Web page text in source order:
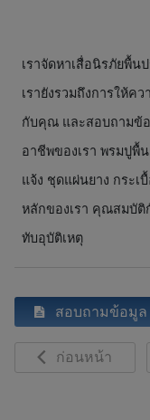
เราจัดหาเสื่อนิรภัยพื้น
เรายังรวมถึงการให้ค
กับคุณ และสอบถามข้
อาชีพของเรา พรมปูพื้
แจ้ง ชุดแผ่นยาง กระ
หลักของเรา คุณสมบั
ทับอุบัติเหตุ
สอบถามข้อมูล
ก่อนหน้า